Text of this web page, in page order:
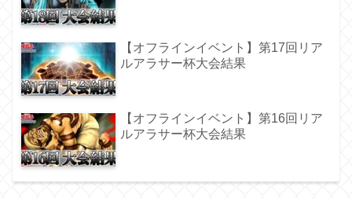
【オフラインイベント】第17回リア
ルアラサー杯大会結果
【オフラインイベント】第16回リア
ルアラサー杯大会結果